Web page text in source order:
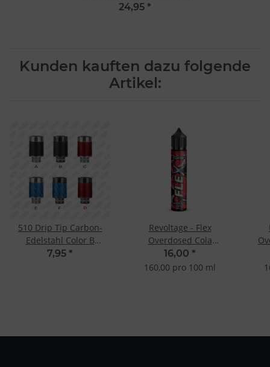
24,95 *
Kunden kauften dazu folgende
Artikel:
510 Drip Tip Carbon-
Edelstahl Color B
Gunmetal Schwarz
7,95 *
Revoltage - Flex
Overdosed Cola
10ml/75ml Longfill-
Aroma
16,00 *
160,00 pro 100 ml